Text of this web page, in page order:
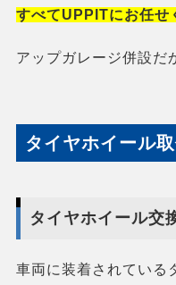
すべてUPPITにお任せ
アップガレージ併設だ
タイヤホイール
タイヤホイール交
車両に装着されている